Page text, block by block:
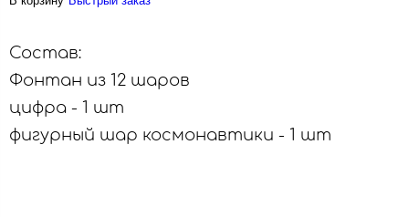
Состав:
Фонтан из 12 шаров
цифра - 1 шт
фигурный шар космонавтики - 1 шт